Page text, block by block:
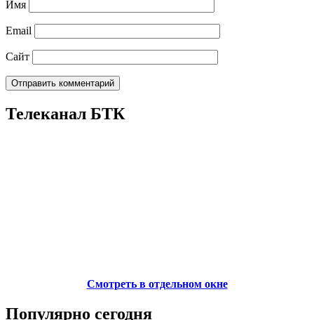
Имя
Email
Сайт
Телеканал БТК
Смотреть в отдельном окне
Популярно сегодня